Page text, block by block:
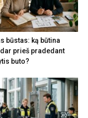
būstas: ką būtina
prieš pradedant
buto?